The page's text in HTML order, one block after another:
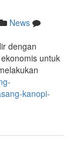
News
dengan
untuk
kanopi-